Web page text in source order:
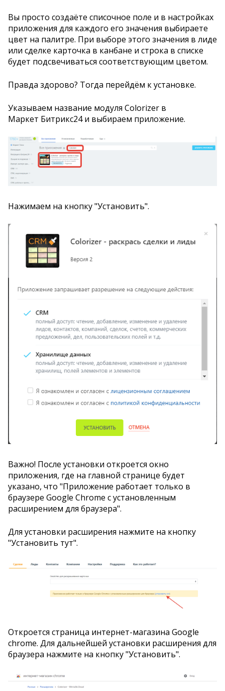
Вы просто создаёте списочное поле и в настройках
приложения для каждого его значения выбираете
цвет на палитре. При выборе этого значения в лиде
или сделке карточка в канбане и строка в списке
будет подсвечиваться соответствующим цветом.
Правда здорово? Тогда перейдём к установке.
Указываем название модуля Colorizer в
Маркет Битрикс24 и выбираем приложение.
Нажимаем на кнопку "Установить".
Важно! После установки откроется окно
приложения, где на главной странице будет
указано, что "Приложение работает только в
браузере Google Chrome с установленным
расширением для браузера".
Для установки расширения нажмите на кнопку
"Установить тут".
Откроется страница интернет-магазина Google
chrome. Для дальнейшей установки расширения для
браузера нажмите на кнопку "Установить".